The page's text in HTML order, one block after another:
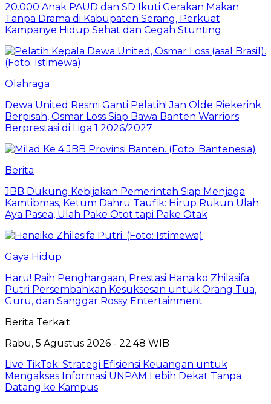
20.000 Anak PAUD dan SD Ikuti Gerakan Makan
Tanpa Drama di Kabupaten Serang, Perkuat
Kampanye Hidup Sehat dan Cegah Stunting
Olahraga
Dewa United Resmi Ganti Pelatih! Jan Olde Riekerink
Berpisah, Osmar Loss Siap Bawa Banten Warriors
Berprestasi di Liga 1 2026/2027
Berita
JBB Dukung Kebijakan Pemerintah Siap Menjaga
Kamtibmas, Ketum Dahru Taufik: Hirup Rukun Ulah
Aya Pasea, Ulah Pake Otot tapi Pake Otak
Gaya Hidup
Haru! Raih Penghargaan, Prestasi Hanaiko Zhilasifa
Putri Persembahkan Kesuksesan untuk Orang Tua,
Guru, dan Sanggar Rossy Entertainment
Berita Terkait
Rabu, 5 Agustus 2026 - 22:48 WIB
Live TikTok: Strategi Efisiensi Keuangan untuk
Mengakses Informasi UNPAM Lebih Dekat Tanpa
Datang ke Kampus